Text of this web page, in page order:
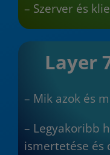
– Szerver és
Layer
– Mik azok és
– Legyakoribb
ismertetése és